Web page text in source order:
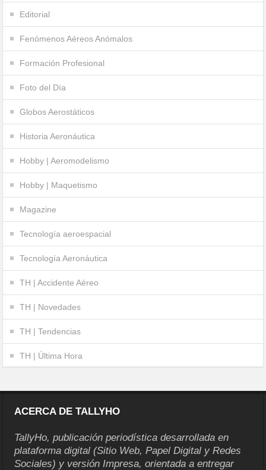
Editorial
Fenómenos Aéreos Anómalos
Formación Profesional
Foto del Día
Globos Aerostáticos
Historia Aeronáutica
Hobby | Aeromodelismo
Hobby | Maquetismo
Magazine
Tecnología aeroespacial
Tecnología Aeronáutica
TH | Accidente Aéreo
TH | Novedades
TH | Tendencias
TH | Última Hora
ACERCA DE TALLYHO
TallyHo, publicación periodística desarrollada en
plataforma digital (Sitio Web, Papel Digital y Redes
Sociales) y versión Impresa, orientada a entregar